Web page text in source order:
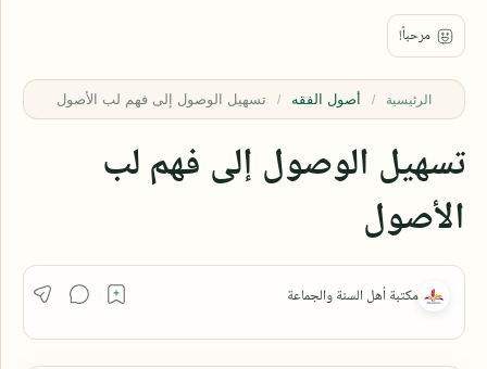
الرئيسية أصول الفقه
تسهيل الوصول إلى فهم لب
الأصول